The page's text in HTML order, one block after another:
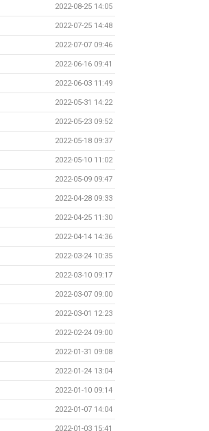
2022-08-25 14:05
2022-07-25 14:48
2022-07-07 09:46
2022-06-16 09:41
2022-06-03 11:49
2022-05-31 14:22
2022-05-23 09:52
2022-05-18 09:37
2022-05-10 11:02
2022-05-09 09:47
2022-04-28 09:33
2022-04-25 11:30
2022-04-14 14:36
2022-03-24 10:35
2022-03-10 09:17
2022-03-07 09:00
2022-03-01 12:23
2022-02-24 09:00
2022-01-31 09:08
2022-01-24 13:04
2022-01-10 09:14
2022-01-07 14:04
2022-01-03 15:41